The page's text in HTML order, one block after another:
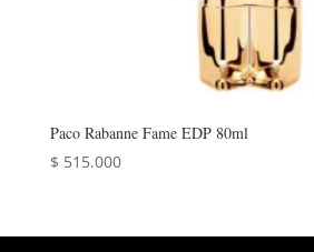
Paco Rabanne Fame EDP 80ml
$ 515.000